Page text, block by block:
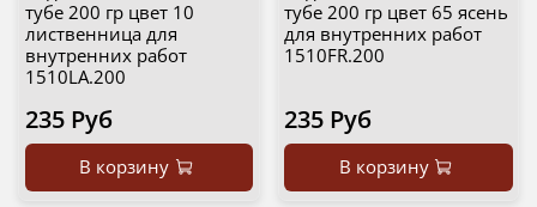
тубе 200 гр цвет 10
лиственница для
внутренних работ
1510LA.200
235 Руб
В корзину
тубе 200 гр цвет 65 ясень
для внутренних работ
1510FR.200
235 Руб
В корзину